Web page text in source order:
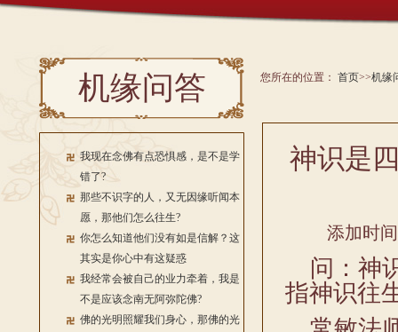
机缘问答
我现在念佛有点恐惧感，是不是学
错了?
那些不识字的人，又无因缘听闻本
愿，那他们怎么往生?
你怎么知道他们没有如是信解？这
其实是你心中有这疑惑
我经常会被自己的业力牵着，我是
不是应该念南无阿弥陀佛?
佛的光明照耀我们身心，那佛的光
您所在的位置： 首页>>机缘
神识是
添加时
问：神
指神识往